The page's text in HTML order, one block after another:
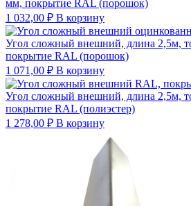
мм, покрытие RAL (порошок)
1 032,00 ₽ В корзину
Угол сложный внешний, длина 2,5м,
покрытие RAL (порошок)
1 071,00 ₽ В корзину
Угол сложный внешний, длина 2,5м,
покрытие RAL (полиэстер)
1 278,00 ₽ В корзину